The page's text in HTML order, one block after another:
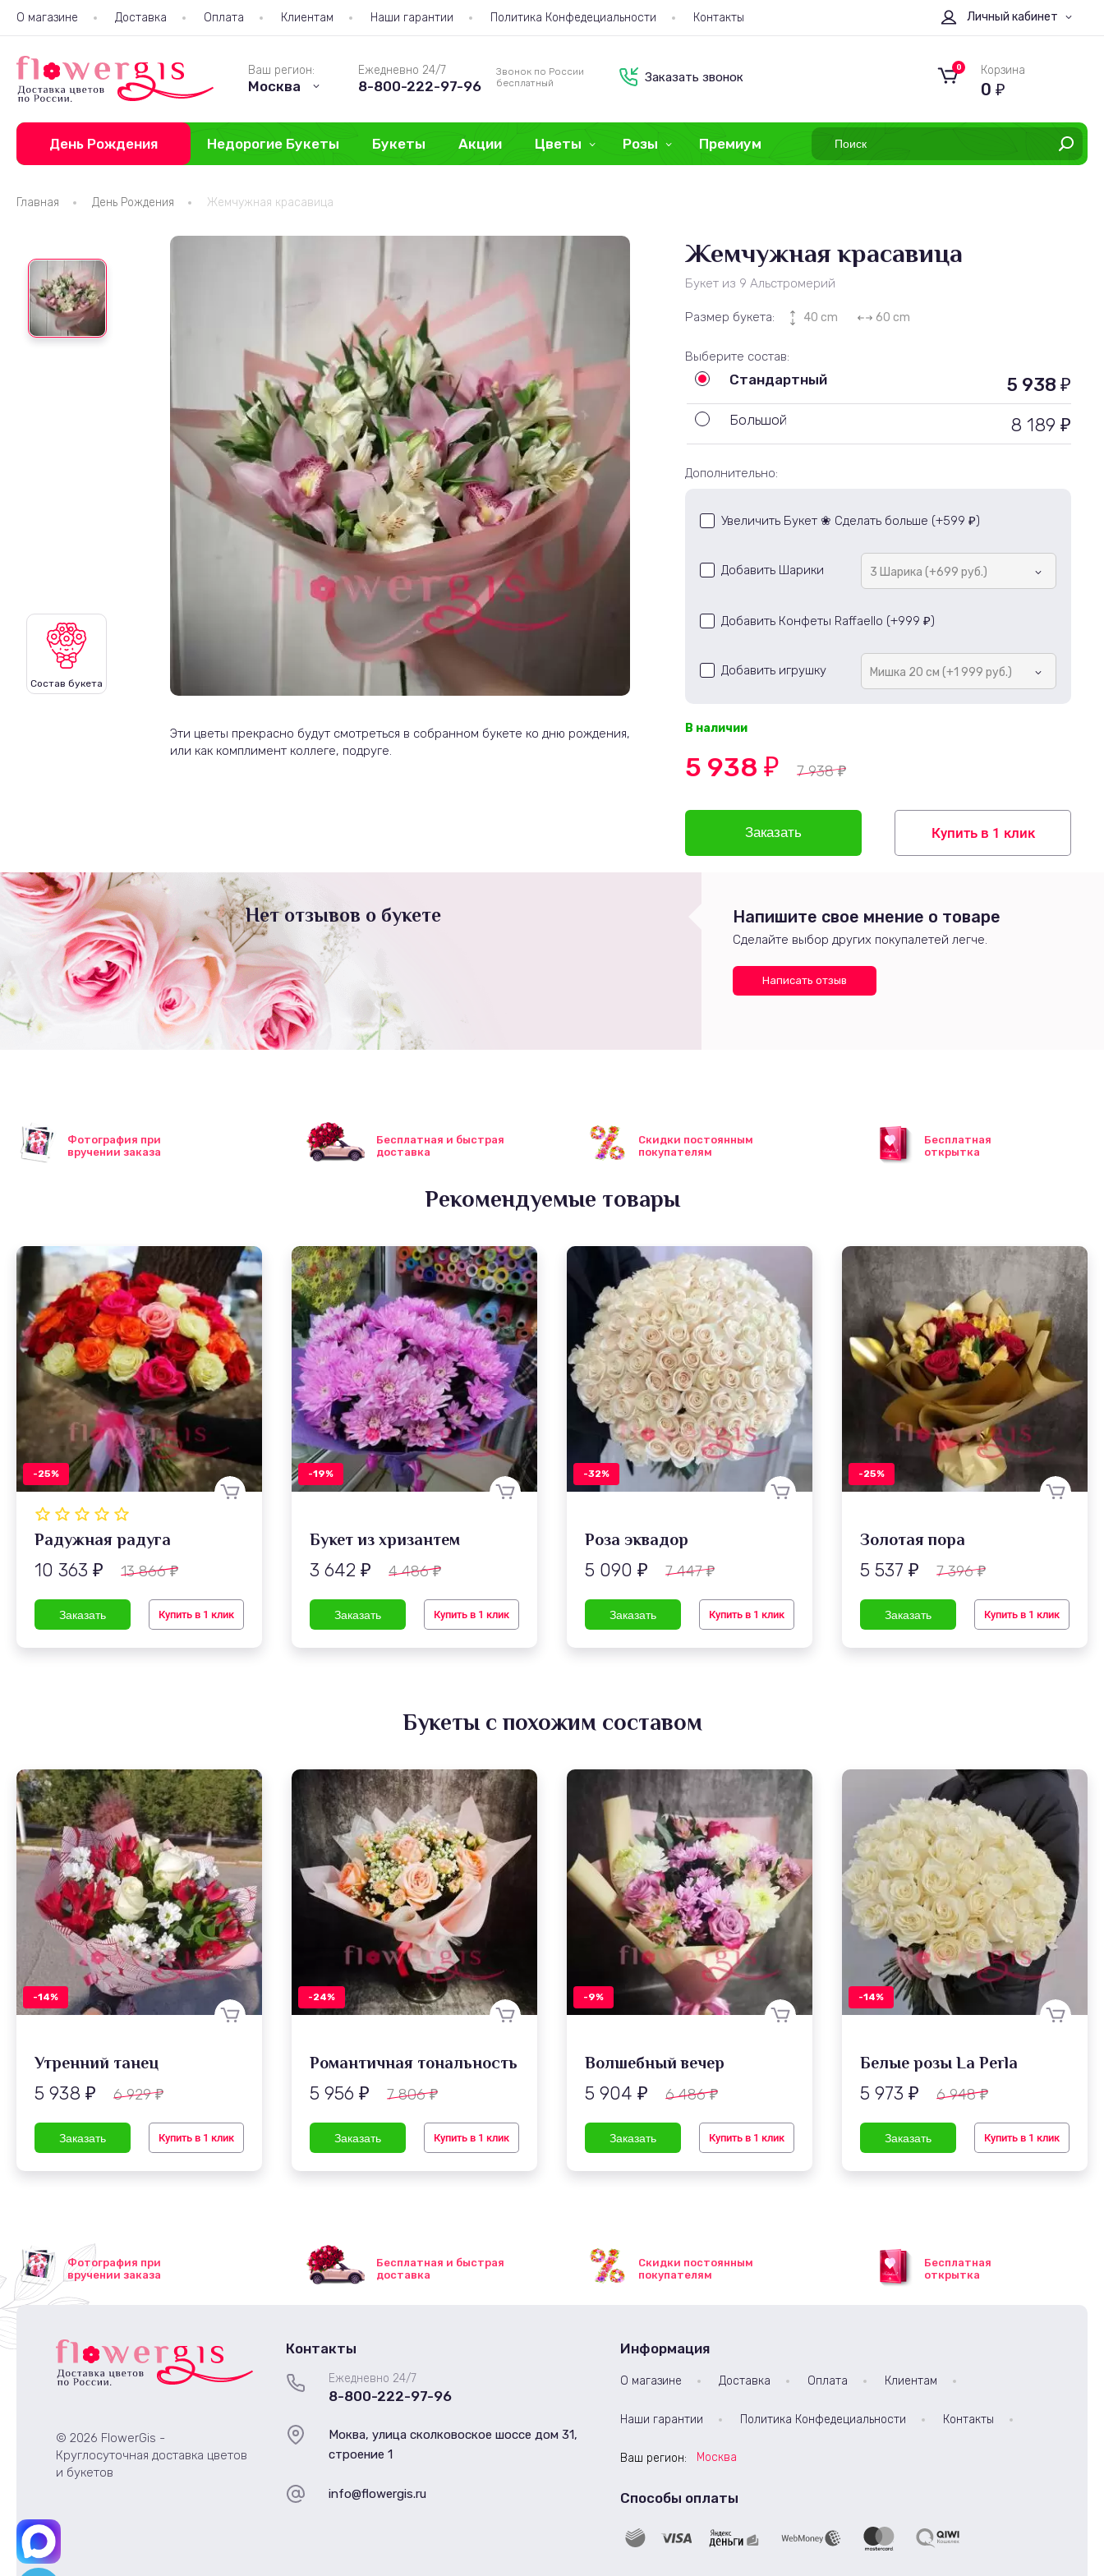
О магазине Доставка Оплата Клиентам Наши гарантии Политика Конфедециальности Контакты Личный кабинет
Ваш регион:
Москва
Ежедневно 24/7
8-800-222-97-96
Звонок по России
бесплатный
Заказать звонок
0 Корзина
0 ₽
День Рождения Недорогие Букеты Букеты Акции Цветы Розы Премиум
Главная День Рождения Жемчужная красавица
Состав букета
Эти цветы прекрасно будут смотреться в собранном букете ко дню рождения,
или как комплимент коллеге, подруге.
Жемчужная красавица
Букет из 9 Альстромерий
Размер букета: 40 cm 60 cm
Выберите состав:
Стандартный 5 938 ₽
Большой 8 189 ₽
Дополнительно:
Увеличить Букет ❀ Сделать больше (+599 ₽)
Добавить Шарики 3 Шарика (+699 руб.)
Добавить Конфеты Raffaello (+999 ₽)
Добавить игрушку Мишка 20 см (+1 999 руб.)
В наличии
5 938 ₽ 7 938₽
Купить в 1 клик
Нет отзывов о букете Напишите свое мнение о товаре
Сделайте выбор других покупалетей легче.
Написать отзыв
Фотография при
вручении заказа
Бесплатная и быстрая
доставка
Скидки постоянным
покупателям
Бесплатная
открытка
Рекомендуемые товары
-25%
Радужная радуга
10 363 ₽ 13 866₽
Купить в 1 клик
-19%
Букет из хризантем
3 642 ₽ 4 486₽
Купить в 1 клик
-32%
Роза эквадор
5 090 ₽ 7 447₽
Купить в 1 клик
-25%
Золотая пора
5 537 ₽ 7 396₽
Купить в 1 клик
Букеты с похожим составом
-14%
Утренний танец
5 938 ₽ 6 929₽
Купить в 1 клик
-24%
Романтичная тональность
5 956 ₽ 7 806₽
Купить в 1 клик
-9%
Волшебный вечер
5 904 ₽ 6 486₽
Купить в 1 клик
-14%
Белые розы La Perla
5 973 ₽ 6 948₽
Купить в 1 клик
Фотография при
вручении заказа
Бесплатная и быстрая
доставка
Скидки постоянным
покупателям
Бесплатная
открытка
© 2026 FlowerGis -
Круглосуточная доставка цветов
и букетов
Контакты
Ежедневно 24/7
8-800-222-97-96
Моква, улица сколковоское шоссе дом 31,
строение 1
info@flowergis.ru
Информация
О магазине Доставка Оплата Клиентам
Наши гарантии Политика Конфедециальности Контакты
Ваш регион: Москва
Способы оплаты